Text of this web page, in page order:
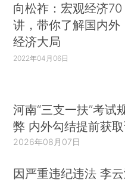
向松祚：宏观经济70
讲，带你了解国内外
经济大局
2022年04月06日
河南“三支一扶”考试
弊 内外勾结提前获
2026年08月07日
因严重违纪违法 李